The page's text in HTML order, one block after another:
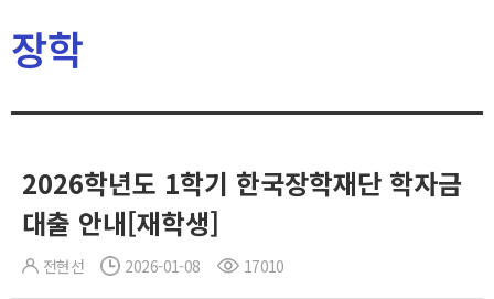
장학
2026학년도 1학기 한국장학재단 학자금
대출 안내[재학생]
전현선 2026-01-08 17010